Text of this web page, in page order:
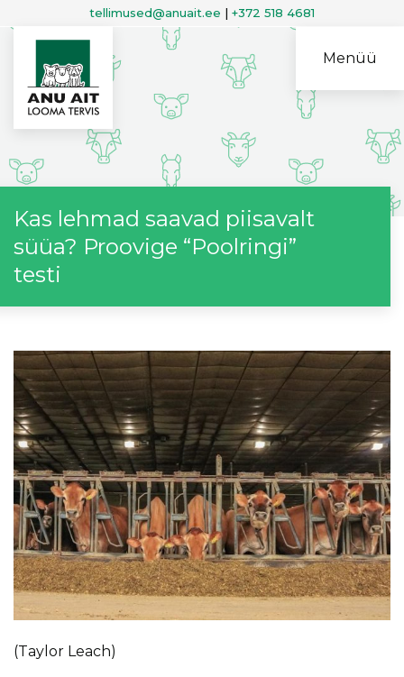
tellimused@anuait.ee | +372 518 4681
Menüü
Kas lehmad saavad piisavalt
süüa? Proovige “Poolringi”
testi
(Taylor Leach)